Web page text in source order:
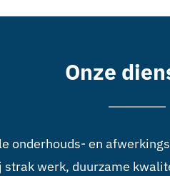
Onze
onderhouds- en
strak werk, duurzame